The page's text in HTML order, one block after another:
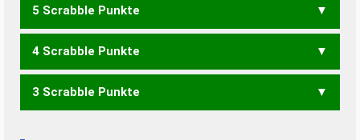
PAN
5 Scrabble Punkte
NATO TONT TOTA
4 Scrabble Punkte
NOT TAO TON TOT
3 Scrabble Punkte